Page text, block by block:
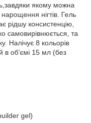
якому можна
нігтів. Гель
рідшу консистенцію,
самовирівнюється, та
Налічує 8 кольорів
обʼємі 15 мл (без
gel)